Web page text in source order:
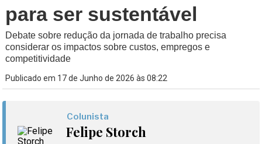
para ser sustentável
Debate sobre redução da jornada de trabalho precisa
considerar os impactos sobre custos, empregos e
competitividade
Publicado em 17 de Junho de 2026 às 08:22
Colunista
Felipe Storch